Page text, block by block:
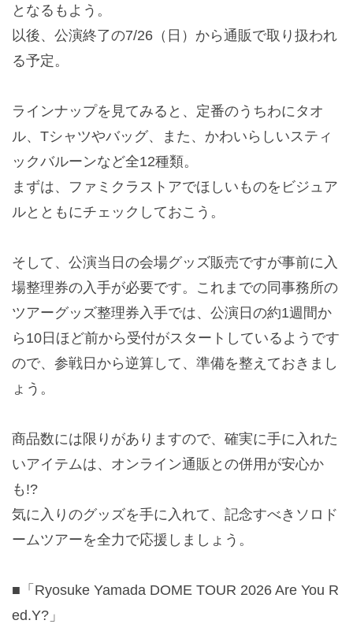
となるもよう。
以後、公演終了の7/26（日）から通販で取り扱われ
る予定。
ラインナップを見てみると、定番のうちわにタオ
ル、Tシャツやバッグ、また、かわいらしいスティ
ックバルーンなど全12種類。
まずは、ファミクラストアでほしいものをビジュア
ルとともにチェックしておこう。
そして、公演当日の会場グッズ販売ですが事前に入
場整理券の入手が必要です。これまでの同事務所の
ツアーグッズ整理券入手では、公演日の約1週間か
ら10日ほど前から受付がスタートしているようです
ので、参戦日から逆算して、準備を整えておきまし
ょう。
商品数には限りがありますので、確実に手に入れた
いアイテムは、オンライン通販との併用が安心か
も!?
気に入りのグッズを手に入れて、記念すべきソロド
ームツアーを全力で応援しましょう。
■「Ryosuke Yamada DOME TOUR 2026 Are You R
ed.Y?」